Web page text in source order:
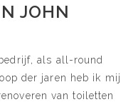
JOHN
als all-round
der jaren heb ik mij
van toiletten